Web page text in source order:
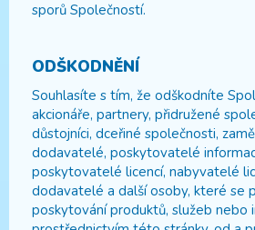
sporů Společností.
ODŠKODNĚNÍ
Souhlasíte s tím, že odškodníte
akcionáře, partnery, přidružené
důstojníci, dceřiné společnosti,
dodavatelé, poskytovatelé
poskytovatelé licencí, nabyvatelé
dodavatelé a další osoby, které se
poskytování produktů, služeb nebo